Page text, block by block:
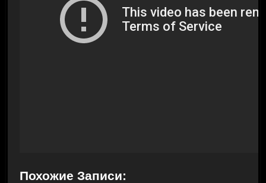
Похожие Записи: